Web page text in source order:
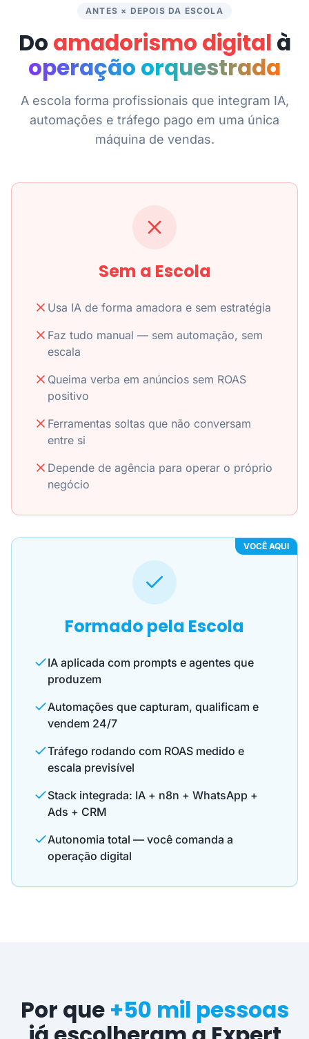
ANTES × DEPOIS DA ESCOLA
Do amadorismo digital à
operação orquestrada
A escola forma profissionais que integram IA,
automações e tráfego pago em uma única
máquina de vendas.
Sem a Escola
Usa IA de forma amadora e sem estratégia
Faz tudo manual — sem automação, sem
escala
Queima verba em anúncios sem ROAS
positivo
Ferramentas soltas que não conversam
entre si
Depende de agência para operar o próprio
negócio
VOCÊ AQUI
Formado pela Escola
IA aplicada com prompts e agentes que
produzem
Automações que capturam, qualificam e
vendem 24/7
Tráfego rodando com ROAS medido e
escala previsível
Stack integrada: IA + n8n + WhatsApp +
Ads + CRM
Autonomia total — você comanda a
operação digital
Por que +50 mil pessoas